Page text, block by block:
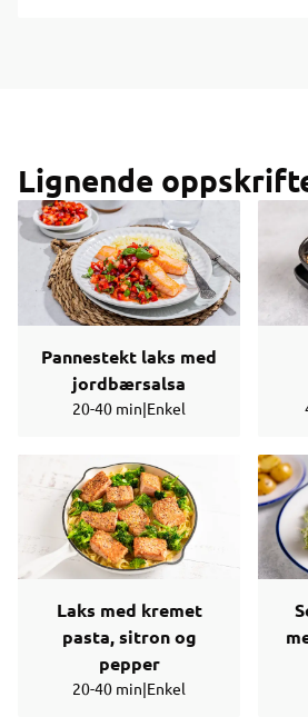
Lignende
Pannestekt laks med
jordbærsalsa
20-40 min|Enkel
Laks med kremet
pasta, sitron og
pepper
20-40 min|Enkel